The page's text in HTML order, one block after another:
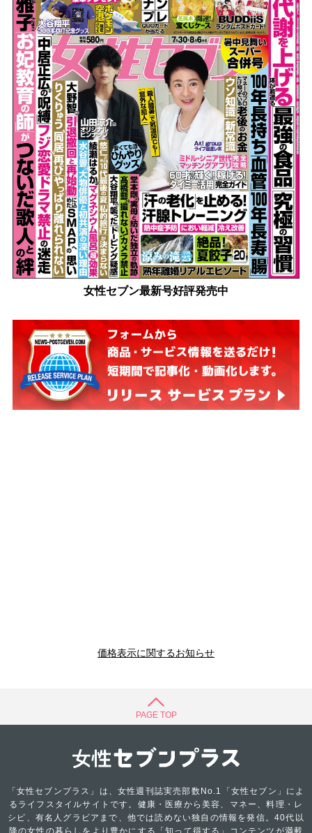
女性セブン最新号好評発売中
価格表示に関するお知らせ
PAGE TOP
「女性セブンプラス」は、女性週刊誌実売部数No.1「女性セブン」によ
るライフスタイルサイトです。健康・医療から美容、マネー、料理・レ
シピ、有名人グラビアまで、他では読めない独自の情報を発信。40代以
降の女性の暮らしをより豊かにする「知って得する」コンテンツが満載